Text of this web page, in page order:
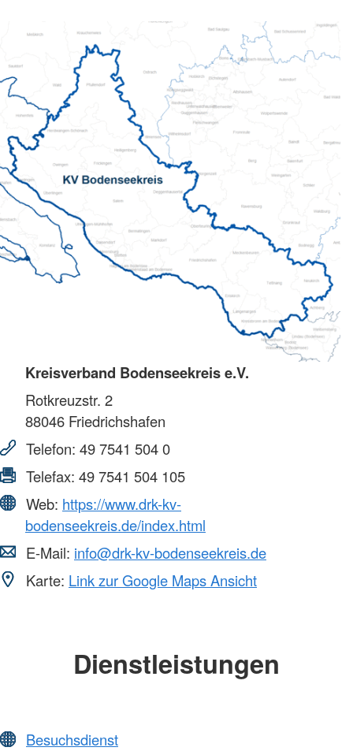
Kreisverband Bodenseekreis e.V.
Rotkreuzstr. 2
88046 Friedrichshafen
Telefon: 49 7541 504 0
Telefax: 49 7541 504 105
Web: https://www.drk-kv-
bodenseekreis.de/index.html
E-Mail: info@drk-kv-bodenseekreis.de
Karte: Link zur Google Maps Ansicht
Dienstleistungen
Besuchsdienst